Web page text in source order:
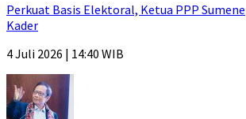
Perkuat Basis Elektoral, Ketua PPP
Kader
4 Juli 2026 | 14:40 WIB